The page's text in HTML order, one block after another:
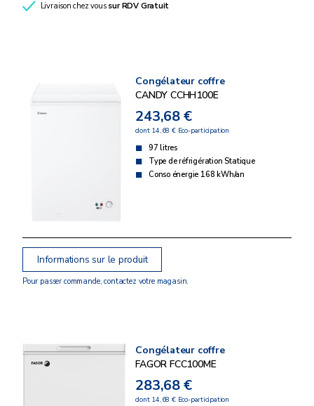
Livraison chez vous sur RDV Gratuit
Congélateur coffre
CANDY CCHH100E
243,68 €
dont 14,68 € Eco-participation
97 litres
Type de réfrigération Statique
Conso énergie 168 kWh/an
Informations sur le produit
Pour passer commande, contactez votre magasin.
Congélateur coffre
FAGOR FCC100ME
283,68 €
dont 14,68 € Eco-participation